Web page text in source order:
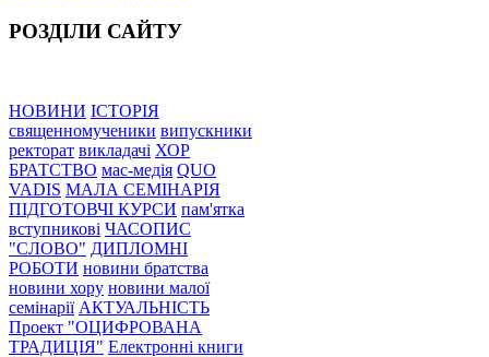
РОЗДІЛИ САЙТУ
НОВИНИ ІСТОРІЯ
священномученики випускники
ректорат викладачі ХОР
БРАТСТВО мас-медія QUO
VADIS МАЛА СЕМІНАРІЯ
ПІДГОТОВЧІ КУРСИ пам'ятка
вступникові ЧАСОПИС
"СЛОВО" ДИПЛОМНІ
РОБОТИ новини братства
новини хору новини малої
семінарії АКТУАЛЬНІСТЬ
Проект "ОЦИФРОВАНА
ТРАДИЦІЯ" Електронні книги